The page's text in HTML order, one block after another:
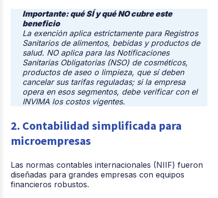
Importante: qué SÍ y qué NO cubre este
beneficio
La exención aplica estrictamente para Registros
Sanitarios de alimentos, bebidas y productos de
salud. NO aplica para las Notificaciones
Sanitarias Obligatorias (NSO) de cosméticos,
productos de aseo o limpieza, que sí deben
cancelar sus tarifas reguladas; si la empresa
opera en esos segmentos, debe verificar con el
INVIMA los costos vigentes.
2. Contabilidad simplificada para
microempresas
Las normas contables internacionales (NIIF) fueron
diseñadas para grandes empresas con equipos
financieros robustos.